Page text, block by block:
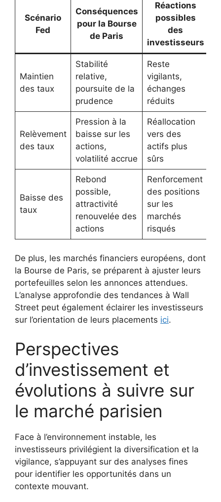
Scénario
Fed
Conséquences
pour la Bourse
de Paris
Réactions
possibles
des
investisseurs
Maintien
des taux
Stabilité
relative,
poursuite de la
prudence
Reste
vigilants,
échanges
réduits
Relèvement
des taux
Pression à la
baisse sur les
actions,
volatilité accrue
Réallocation
vers des
actifs plus
sûrs
Baisse des
taux
Rebond
possible,
attractivité
renouvelée des
actions
Renforcement
des positions
sur les
marchés
risqués
De plus, les marchés financiers européens, dont
la Bourse de Paris, se préparent à ajuster leurs
portefeuilles selon les annonces attendues.
L’analyse approfondie des tendances à Wall
Street peut également éclairer les investisseurs
sur l’orientation de leurs placements ici.
Perspectives
d’investissement et
évolutions à suivre sur
le marché parisien
Face à l’environnement instable, les
investisseurs privilégient la diversification et la
vigilance, s’appuyant sur des analyses fines
pour identifier les opportunités dans un
contexte mouvant.